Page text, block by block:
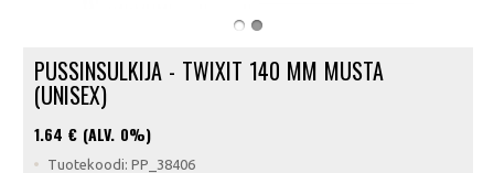
PUSSINSULKIJA - TWIXIT 140 MM MUSTA
(UNISEX)
1.64 € (ALV. 0%)
Tuotekoodi: PP_38406